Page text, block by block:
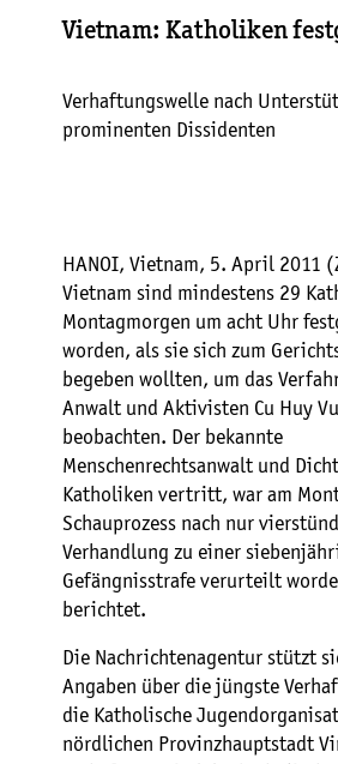
Vietnam: Katholiken
Verhaftungswelle nach
prominenten Dissidenten
HANOI, Vietnam, 5. April 2011
Vietnam sind mindestens 29
Montagmorgen um acht Uhr
worden, als sie sich zum
begeben wollten, um das
Anwalt und Aktivisten Cu Huy
beobachten. Der bekannte
Menschenrechtsanwalt und
Katholiken vertritt, war am
Schauprozess nach nur
Verhandlung zu einer
Gefängnisstrafe verurteilt
berichtet.
Die Nachrichtenagentur stützt
Angaben über die jüngste
die Katholische
nördlichen Provinzhauptstadt